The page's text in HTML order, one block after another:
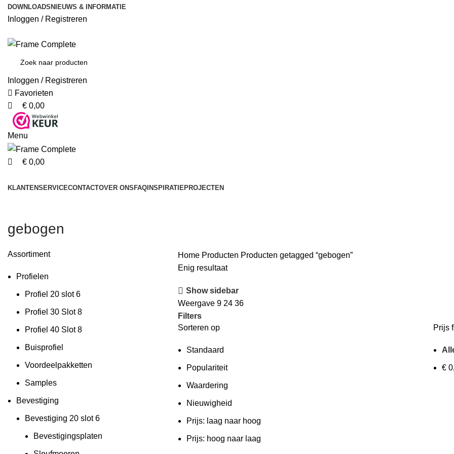
DOWNLOADS NIEUWS & INFORMATIE
Inloggen / Registreren
Inloggen / Registreren
Favorieten
€ 0,00
Menu
€ 0,00
KLANTENSERVICECONTACTOVER ONSFAQINSPIRATIEPROJECTEN
gebogen
Assortiment
Profielen
Profiel 20 slot 6
Profiel 30 Slot 8
Profiel 40 Slot 8
Buisprofiel
Voordeelpakketten
Samples
Bevestiging
Bevestiging 20 slot 6
Bevestigingsplaten
Home Producten Producten getagged “gebogen”
Enig resultaat
Show sidebar
Weergave 9 24 36
Filters
Sorteren op
Standaard
Populariteit
Waardering
Nieuwigheid
Prijs: laag naar hoog
Prijs: hoog naar laag
Prijs
€